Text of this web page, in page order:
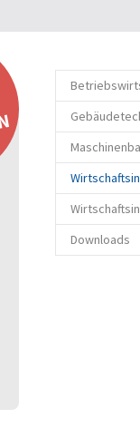
Downloads